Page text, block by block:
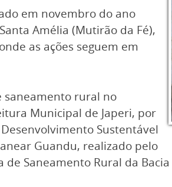
em novembro do ano
Amélia (Mutirão da Fé),
as ações seguem em
saneamento rural no
Municipal de Japeri, por
Sustentável
Guandu, realizado pelo
Saneamento Rural da